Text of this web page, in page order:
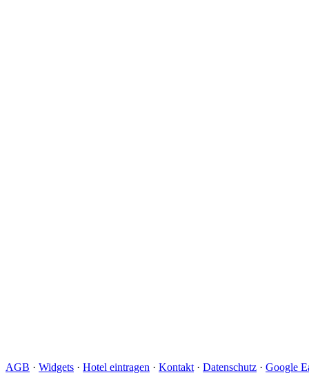
AGB · Widgets · Hotel eintragen · Kontakt · Datenschutz · Google